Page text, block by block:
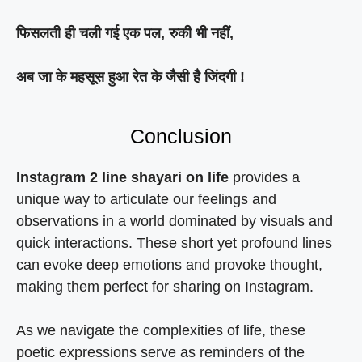
फिसलती ही चली गई एक पल, रुकी भी नहीं,
अब जा के महसूस हुआ रेत के जैसी है जिंदगी !
Conclusion
Instagram 2 line shayari on life provides a
unique way to articulate our feelings and
observations in a world dominated by visuals and
quick interactions. These short yet profound lines
can evoke deep emotions and provoke thought,
making them perfect for sharing on Instagram.
As we navigate the complexities of life, these
poetic expressions serve as reminders of the